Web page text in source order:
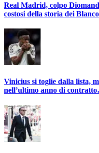
Real Madrid, colpo
costosi della storia dei
Vinicius si toglie dalla lista,
nell’ultimo anno di